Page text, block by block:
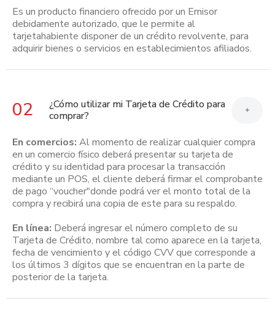
Es un producto financiero ofrecido por un Emisor
debidamente autorizado, que le permite al
tarjetahabiente disponer de un crédito revolvente, para
adquirir bienes o servicios en establecimientos afiliados.
02
¿Cómo utilizar mi Tarjeta de Crédito para
comprar?
+
En comercios: Al momento de realizar cualquier compra
en un comercio físico deberá presentar su tarjeta de
crédito y su identidad para procesar la transacción
mediante un POS, el cliente deberá firmar el comprobante
de pago “voucher"donde podrá ver el monto total de la
compra y recibirá una copia de este para su respaldo.
En línea: Deberá ingresar el número completo de su
Tarjeta de Crédito, nombre tal como aparece en la tarjeta,
fecha de vencimiento y el código CVV que corresponde a
los últimos 3 dígitos que se encuentran en la parte de
posterior de la tarjeta.